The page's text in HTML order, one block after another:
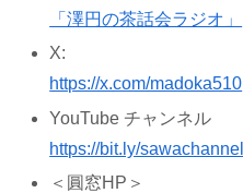
「澤円の茶話会ラジオ」
X:
https://x.com/madoka510
YouTube チャンネル
https://bit.ly/sawachannel
＜圓窓HP＞